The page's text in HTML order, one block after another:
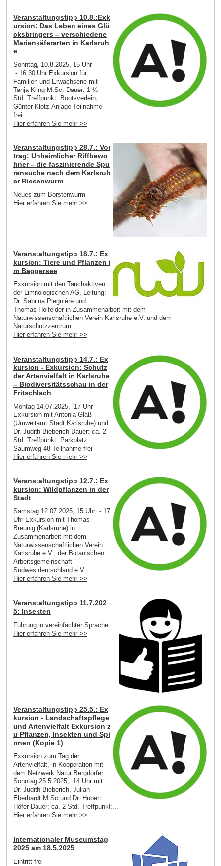
Veranstaltungstipp 10.8.:Exk
ursion: Das Leben eines Glü
cksbringers – verschiedene
Marienkäferarten in Karlsruh
e
Sonntag, 10.8.2025, 15 Uhr
- 16.30 Uhr Exkursion für
Familien und Erwachsene mit
Tanja Kling M.Sc. Dauer: 1 ½
Std. Treffpunkt: Bootsverleih,
Günter-Klotz-Anlage Teilnahme
frei
Hier erfahren Sie mehr >>
Veranstaltungstipp 28.7.: Vor
trag: Unheimlicher Riffbewo
hner – die faszinierende Spu
rensuche nach dem Karlsruh
er Riesenwurm
Neues zum Borstenwurm
Hier erfahren Sie mehr >>
Veranstaltungstipp 18.7.: Ex
kursion: Tiere und Pflanzen i
m Baggersee
Exkursion mit den Tauchaktiven
der Limnologischen AG, Leitung:
Dr. Sabrina Plegnière und
Thomas Holfelder in Zusammenarbeit mit dem
Naturwissenschaftlichen Verein Karlsruhe e.V. und dem
Naturschutzzentrum...
Hier erfahren Sie mehr >>
Veranstaltungstipp 14.7.: Ex
kursion - Exkursion: Schutz
der Artenvielfalt in Karlsruhe
– Biodiversitätsschau in der
Fritschlach
Montag 14.07.2025, 17 Uhr
Exkursion mit Antonia Glaß
(Umweltamt Stadt Karlsruhe) und
Dr. Judith Bieberich Dauer: ca. 2
Std. Treffpunkt: Parkplatz
Saumweg 48 Teilnahme frei
Hier erfahren Sie mehr >>
Veranstaltungstipp 12.7.: Ex
kursion: Wildpflanzen in der
Stadt
Samstag 12.07.2025, 15 Uhr - 17
Uhr Exkursion mit Thomas
Breunig (Karlsruhe) in
Zusammenarbeit mit dem
Naturwissenschaftlichen Verein
Karlsruhe e.V., der Botanischen
Arbeitsgemeinschaft
Südwestdeutschland e.V....
Hier erfahren Sie mehr >>
Veranstaltungstipp 11.7.202
5: Insekten
Führung in vereinfachter Sprache
Hier erfahren Sie mehr >>
Veranstaltungstipp 25.5.: Ex
kursion - Landschaftspflege
und Artenvielfalt Exkursion z
u Pflanzen, Insekten und Spi
nnen (Kopie 1)
Exkursion zum Tag der
Artenvielfalt, in Kooperation mit
dem Netzwerk Natur Bergdörfer
Sonntag 25.5.2025, 14 Uhr mit
Dr. Judith Bieberich, Julian
Eberhardt M.Sc.und Dr. Hubert
Höfer Dauer: ca. 2 Std. Treffpunkt:...
Hier erfahren Sie mehr >>
Internationaler Museumstag
2025 am 18.5.2025
Eintritt frei